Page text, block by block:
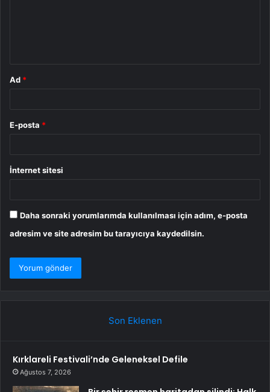
Ad *
E-posta *
İnternet sitesi
Daha sonraki yorumlarımda kullanılması için adım, e-posta
adresim ve site adresim bu tarayıcıya kaydedilsin.
Son Eklenen
Kırklareli Festivali’nde Geleneksel Defile
Ağustos 7, 2026